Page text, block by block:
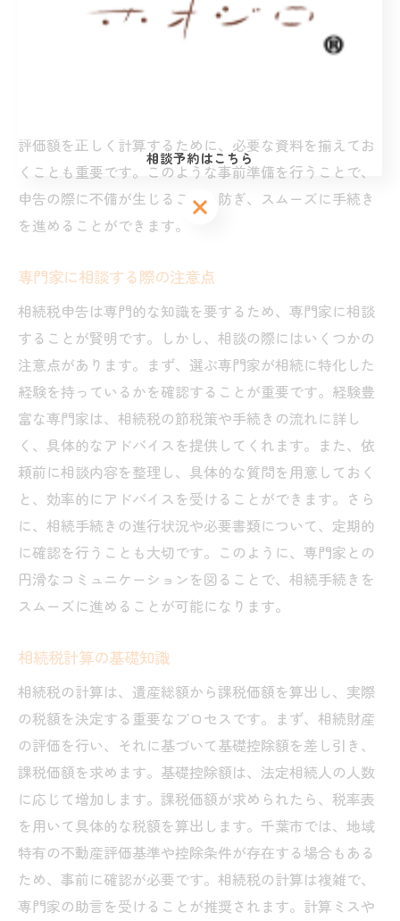
することが不可欠です。まず、相続人全員の戸籍謄本と
住民票を用意し、相続関係を明確にします。次に、被相
評価額を正しく計算するために、必要な資料を揃えてお
くことも重要です。このような事前準備を行うことで、
申告の際に不備が生じることを防ぎ、スムーズに手続き
を進めることができます。
専門家に相談する際の注意点
相続税申告は専門的な知識を要するため、専門家に相談
することが賢明です。しかし、相談の際にはいくつかの
注意点があります。まず、選ぶ専門家が相続に特化した
経験を持っているかを確認することが重要です。経験豊
富な専門家は、相続税の節税策や手続きの流れに詳し
く、具体的なアドバイスを提供してくれます。また、依
頼前に相談内容を整理し、具体的な質問を用意しておく
と、効率的にアドバイスを受けることができます。さら
に、相続手続きの進行状況や必要書類について、定期的
に確認を行うことも大切です。このように、専門家との
円滑なコミュニケーションを図ることで、相続手続きを
スムーズに進めることが可能になります。
相続税計算の基礎知識
相続税の計算は、遺産総額から課税価額を算出し、実際
の税額を決定する重要なプロセスです。まず、相続財産
の評価を行い、それに基づいて基礎控除額を差し引き、
課税価額を求めます。基礎控除額は、法定相続人の人数
に応じて増加します。課税価額が求められたら、税率表
を用いて具体的な税額を算出します。千葉市では、地域
特有の不動産評価基準や控除条件が存在する場合もある
ため、事前に確認が必要です。相続税の計算は複雑で、
専門家の助言を受けることが推奨されます。計算ミスや
相談予約はこちら
相談予約はこちら
相談予約はこちら